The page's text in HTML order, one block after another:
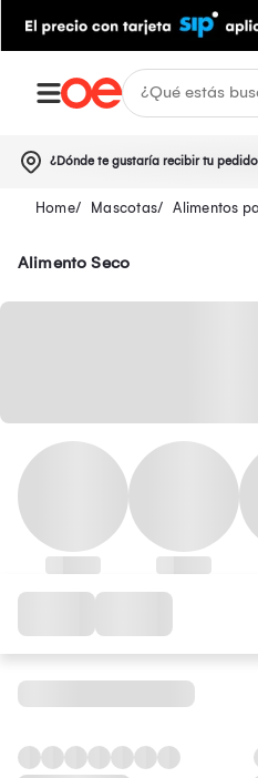
¿Dónde te gustaría recibir tu
Mascotas Alimentos
Alimento Seco